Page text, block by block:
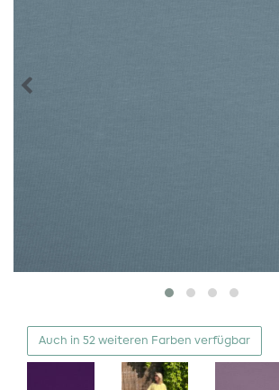
Auch in 52 weiteren Farben verfügbar